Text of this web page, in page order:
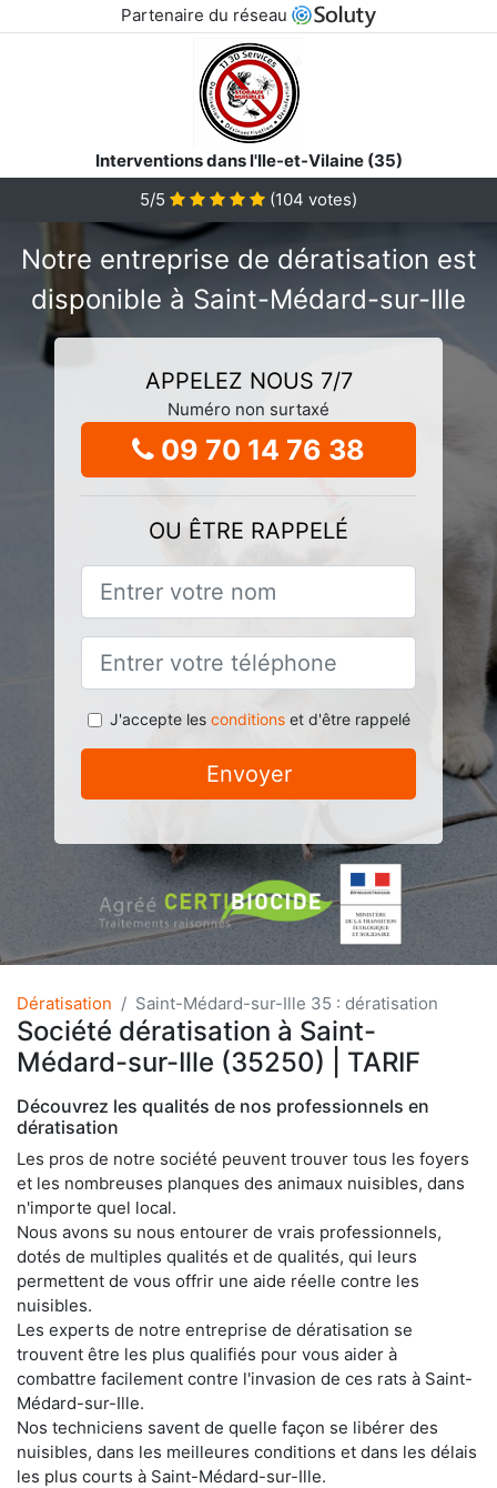
Partenaire du réseau
Interventions dans l'Ile-et-Vilaine (35)
5/5
(104 votes)
Notre entreprise de dératisation est
disponible à Saint-Médard-sur-Ille
APPELEZ NOUS 7/7
Numéro non surtaxé
09 70 14 76 38
OU ÊTRE RAPPELÉ
J'accepte les conditionset d'être rappelé
Envoyer
Dératisation Saint-Médard-sur-Ille 35 : dératisation
Société dératisation à Saint-
Médard-sur-Ille (35250) | TARIF
Découvrez les qualités de nos professionnels en
dératisation
Les pros de notre société peuvent trouver tous les foyers
et les nombreuses planques des animaux nuisibles, dans
n'importe quel local.
Nous avons su nous entourer de vrais professionnels,
dotés de multiples qualités et de qualités, qui leurs
permettent de vous offrir une aide réelle contre les
nuisibles.
Les experts de notre entreprise de dératisation se
trouvent être les plus qualifiés pour vous aider à
combattre facilement contre l'invasion de ces rats à Saint-
Médard-sur-Ille.
Nos techniciens savent de quelle façon se libérer des
nuisibles, dans les meilleures conditions et dans les délais
les plus courts à Saint-Médard-sur-Ille.